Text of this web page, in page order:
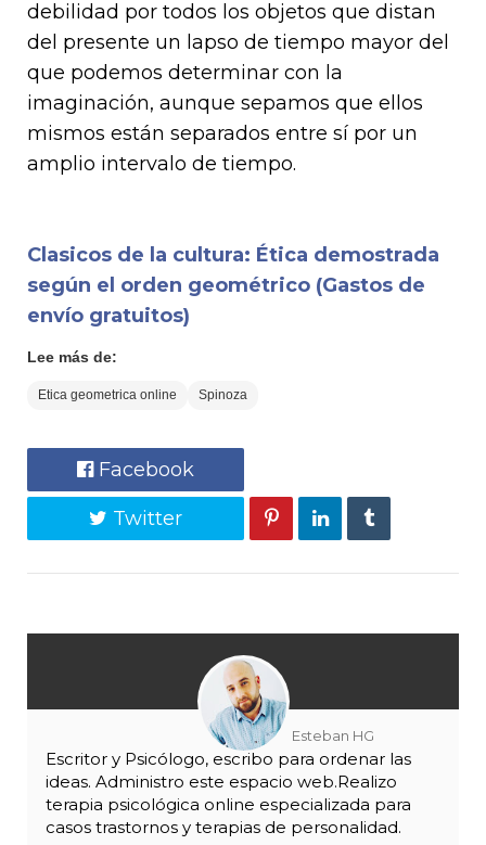
debilidad por todos los objetos que distan
del presente un lapso de tiempo mayor del
que podemos determinar con la
imaginación, aunque sepamos que ellos
mismos están separa­dos entre sí por un
amplio intervalo de tiempo.
Clasicos de la cultura: Ética demostrada
según el orden geométrico (Gastos de
envío gratuitos)
Lee más de:
Etica geometrica online Spinoza
Facebook
Twitter
Esteban HG
Escritor y Psicólogo, escribo para ordenar las
ideas. Administro este espacio web.Realizo
terapia psicológica online especializada para
casos trastornos y terapias de personalidad.